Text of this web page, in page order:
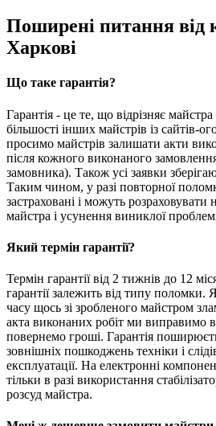
Поширені питання від
Харкові
Що таке гарантія?
Гарантія - це те, що відрізняє
більшості інших майстрів із сайтів-
просимо майстрів залишати акти
після кожного виконаного
замовника). Також усі заявки
Таким чином, у разі повторної
застраховані і можуть
майстра і усунення виниклої
Який термін гарантії?
Термін гарантії від 2 тижнів до 12
гарантії залежить від типу
часу щось зі зробленого майстром
акта виконаних робіт ми виправимо
повернемо гроші. Гарантія
зовнішніх пошкоджень техніки і
експлуатації. На електронні
тільки в разі використання
розсуд майстра.